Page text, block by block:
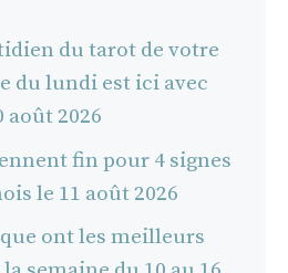
du tarot de votre
du lundi est ici avec
août 2026
fin pour 4 signes
le 11 août 2026
ont les meilleurs